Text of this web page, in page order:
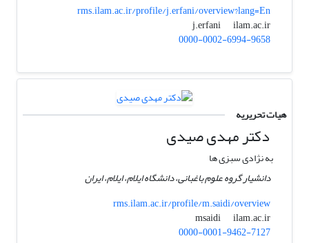
rms.ilam.ac.ir/profile/j.erfani/overview?lang=En
j.erfani
ilam.ac.ir
0000-0002-6994-9658
هیات تحریریه
دکتر مهدی صیدی
به نژادی سبزی ها
دانشیار گروه علوم باغبانی، دانشگاه ایلام، ایلام، ایران
rms.ilam.ac.ir/profile/m.saidi/overview
msaidi
ilam.ac.ir
0000-0001-9462-7127